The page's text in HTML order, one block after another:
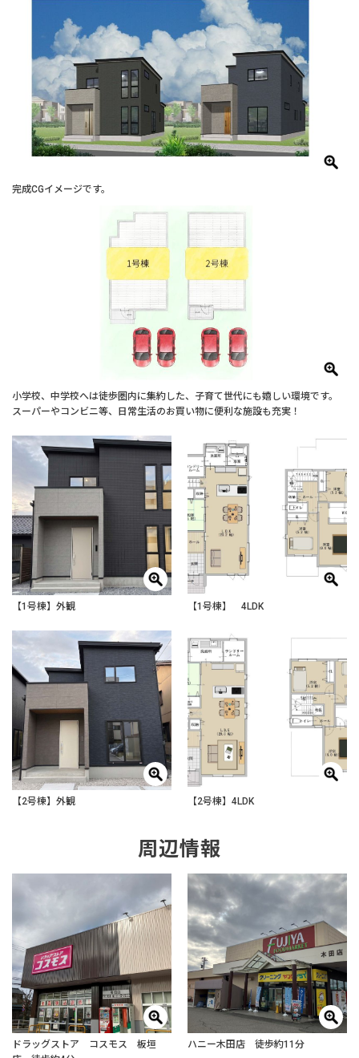
完成CGイメージです。
小学校、中学校へは徒歩圏内に集約した、子育て世代にも嬉しい環境です。
スーパーやコンビニ等、日常生活のお買い物に便利な施設も充実！
【1号棟】外観 【1号棟】 4LDK
【2号棟】外観 【2号棟】4LDK
周辺情報
ドラッグストア コスモス 板垣
ハニー木田店 徒歩約11分